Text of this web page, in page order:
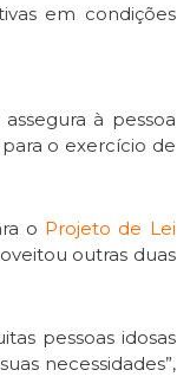
em condições
à pessoa
o exercício de
o Projeto de Lei
outras duas
pessoas idosas
necessidades”,